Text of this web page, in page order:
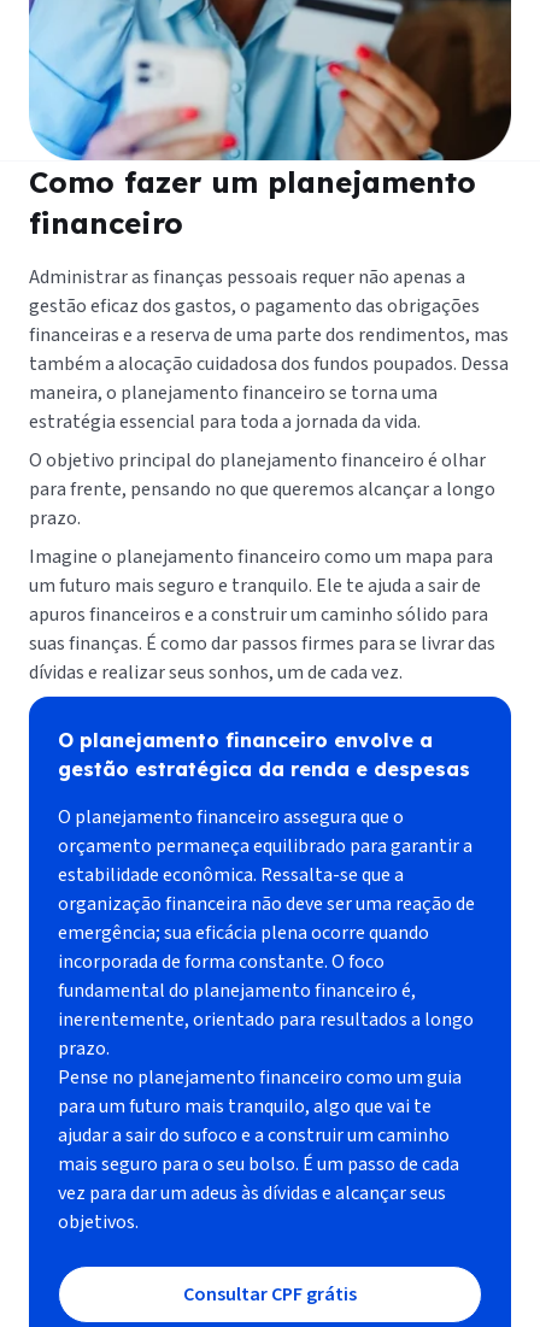
Como fazer um planejamento
financeiro
Administrar as finanças pessoais requer não apenas a
gestão eficaz dos gastos, o pagamento das obrigações
financeiras e a reserva de uma parte dos rendimentos, mas
também a alocação cuidadosa dos fundos poupados. Dessa
maneira, o planejamento financeiro se torna uma
estratégia essencial para toda a jornada da vida.
O objetivo principal do planejamento financeiro é olhar
para frente, pensando no que queremos alcançar a longo
prazo.
Imagine o planejamento financeiro como um mapa para
um futuro mais seguro e tranquilo. Ele te ajuda a sair de
apuros financeiros e a construir um caminho sólido para
suas finanças. É como dar passos firmes para se livrar das
dívidas e realizar seus sonhos, um de cada vez.
O planejamento financeiro envolve a
gestão estratégica da renda e despesas
O planejamento financeiro assegura que o
orçamento permaneça equilibrado para garantir a
estabilidade econômica. Ressalta-se que a
organização financeira não deve ser uma reação de
emergência; sua eficácia plena ocorre quando
incorporada de forma constante. O foco
fundamental do planejamento financeiro é,
inerentemente, orientado para resultados a longo
prazo.
Pense no planejamento financeiro como um guia
para um futuro mais tranquilo, algo que vai te
ajudar a sair do sufoco e a construir um caminho
mais seguro para o seu bolso. É um passo de cada
vez para dar um adeus às dívidas e alcançar seus
objetivos.
Consultar CPF grátis